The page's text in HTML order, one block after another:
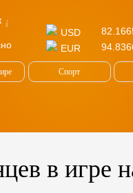
USD
EUR
Спорт
в игре